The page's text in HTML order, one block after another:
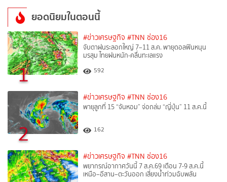
ยอดนิยมในตอนนี้
1
#ข่าวเศรษฐกิจ #TNN ช่อง16
จับตาฝนระลอกใหญ่ 7–11 ส.ค. พายุดอลฟินหนุน
มรสุม ไทยฝนหนัก-คลื่นทะเลแรง
592
2
#ข่าวเศรษฐกิจ #TNN ช่อง16
พายุลูกที่ 15 “จันหอม” จ่อถล่ม “ญี่ปุ่น” 11 ส.ค.นี้
162
#ข่าวเศรษฐกิจ #TNN ช่อง16
พยากรณ์อากาศวันนี้ 7 ส.ค.69 เตือน 7-9 ส.ค.นี้
เหนือ–อีสาน–ตะวันออก เสี่ยงน้ำท่วมฉับพลัน